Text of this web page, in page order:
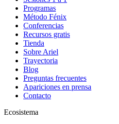
Programas
Método Fénix
Conferencias
Recursos gratis
Tienda
Sobre Ariel
Trayectoria
Blog
Preguntas frecuentes
Apariciones en prensa
Contacto
Ecosistema